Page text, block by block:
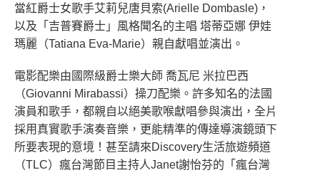
當紅爵士女歌手艾莉兒唐貝索(Arielle Dombasle)，
以及「吉普賽爵士」風格聞名的主唱 塔蒂亞娜 伊娃
瑪麗（Tatiana Eva-Marie）親自獻唱並演出。
電影配樂由國際級爵士樂大師 喬瓦尼 米拉巴西
（Giovanni Mirabassi）操刀配樂。許多知名的法國
演員和歌手，都親自以絕美歌喉獻唱參與演出，全片
採用真實歌手演奏音樂，更能精準的傳達導演鏡頭下
所要表現的意境！甚至請來Discovery生活旅遊頻道
（TLC）瘋台灣節目主持人Janet謝怡芬的「瘋台灣